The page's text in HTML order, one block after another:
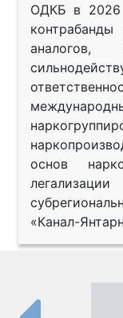
ОДКБ в 2026
основ
«Канал-